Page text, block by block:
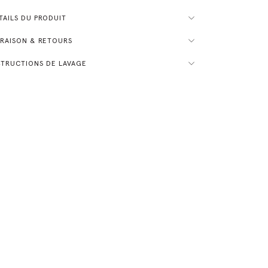
DU PRODUIT
& RETOURS
DE LAVAGE